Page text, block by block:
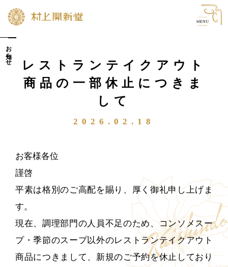
TOP ― 村上開新堂の歴史
村上開新堂のお菓子
生菓子
季節のお菓子
スープ・ゼリー・
オードブル
村上開新堂のクラフトマンシップ
店舗情報・アクセ
ス
採用情報
ご購入をご希望の
方へ
お知らせ
レストランテイクアウト
商品の一部休止につきま
して
2026.02.18
お客様各位
謹啓
平素は格別のご高配を賜り、厚く御礼申し上げま
す。
現在、調理部門の人員不足のため、コンソメスー
プ・季節のスープ以外のレストランテイクアウト
商品につきまして、新規のご予約を休止しており